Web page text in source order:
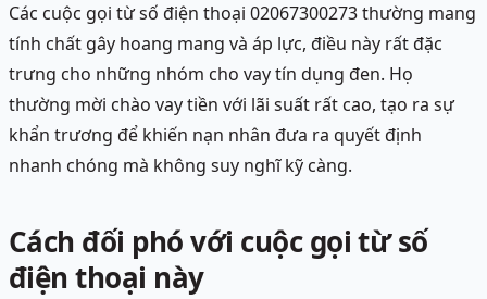
Các cuộc gọi từ số điện thoại 02067300273 thường mang
tính chất gây hoang mang và áp lực, điều này rất đặc
trưng cho những nhóm cho vay tín dụng đen. Họ
thường mời chào vay tiền với lãi suất rất cao, tạo ra sự
khẩn trương để khiến nạn nhân đưa ra quyết định
nhanh chóng mà không suy nghĩ kỹ càng.
Cách đối phó với cuộc gọi từ số
điện thoại này